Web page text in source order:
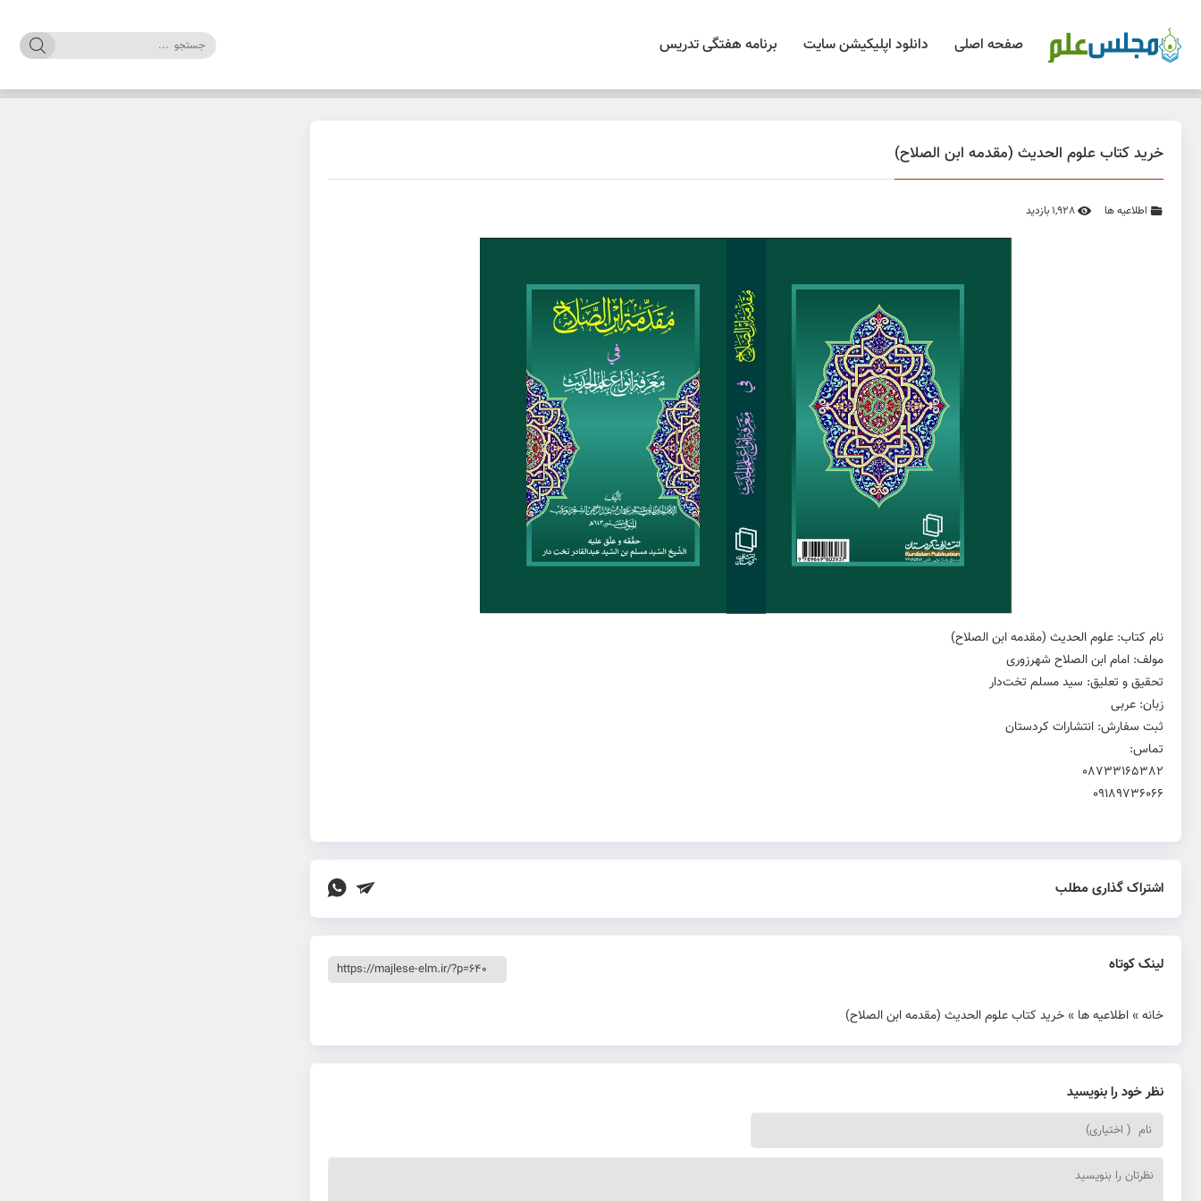
صفحه اصلی دانلود اپلیکیشن سایت برنامه هفتگی تدریس
خرید کتاب علوم الحدیث (مقدمه ابن الصلاح)
اطلاعیه ها
نام کتاب: علوم الحدیث (مقدمه ابن الصلاح)
مولف: امام ابن الصلاح شهرزوری
تحقیق و تعلیق: سید مسلم تخت‌دار
زبان: عربی
ثبت سفارش: انتشارات کردستان
تماس:
08733165382
09189736066
اشتراک گذاری مطلب
لینک کوتاه
خانه» اطلاعیه ها » خرید کتاب علوم الحدیث (مقدمه ابن الصلاح)
نظر خود را بنویسید